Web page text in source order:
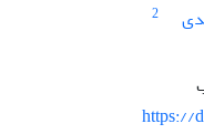
2
https://